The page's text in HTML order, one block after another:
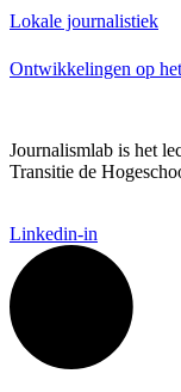
Lokale journalistiek
Ontwikkelingen op
Journalismlab is het
Transitie de
Linkedin-in